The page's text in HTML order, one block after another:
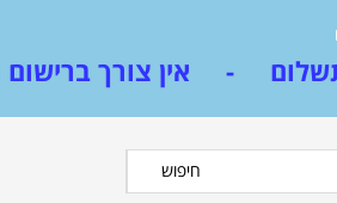
- אין צורך ברישום
חיפוש